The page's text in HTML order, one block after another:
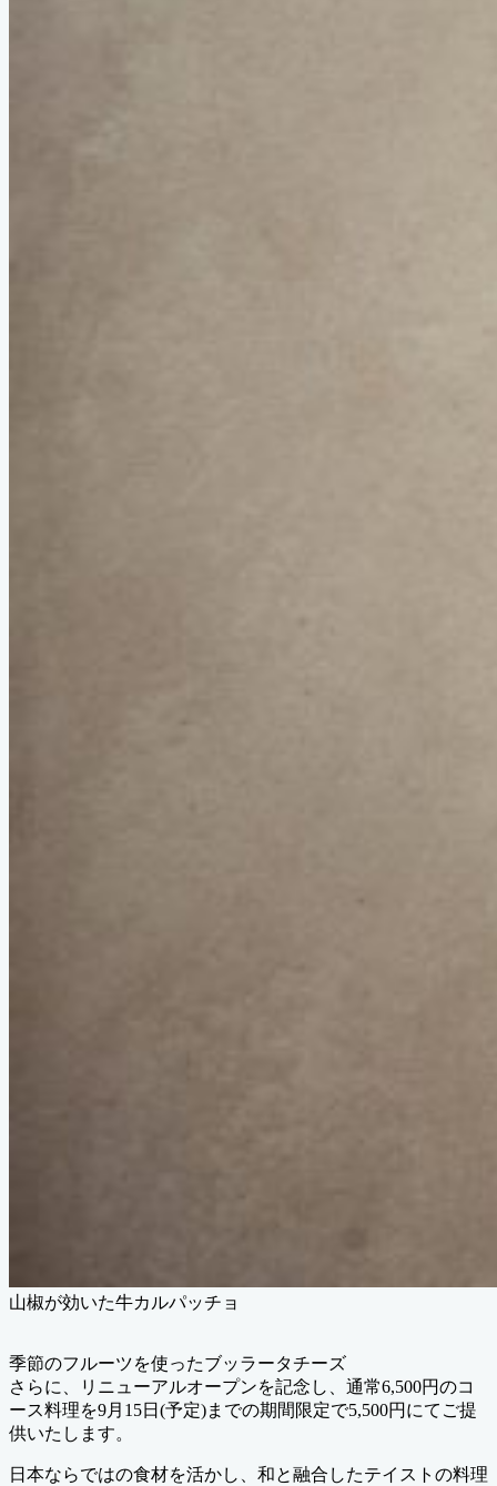
山椒が効いた牛カルパッチョ
季節のフルーツを使ったブッラータチーズ
さらに、リニューアルオープンを記念し、通常6,500円のコ
ース料理を9月15日(予定)までの期間限定で5,500円にてご提
供いたします。
日本ならではの食材を活かし、和と融合したテイストの料理